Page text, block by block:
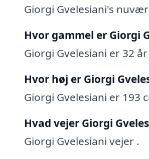
Giorgi Gvelesiani's
Hvor gammel er Giorgi
Giorgi Gvelesiani er 32
Hvor høj er Giorgi
Giorgi Gvelesiani er 193
Hvad vejer Giorgi
Giorgi Gvelesiani vejer .